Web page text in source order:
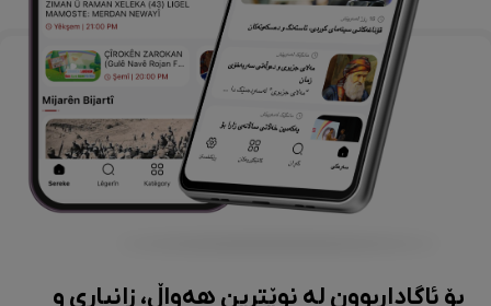
بۆ ئاگاداربوون لە نوێترین هەواڵ، زانیاری و